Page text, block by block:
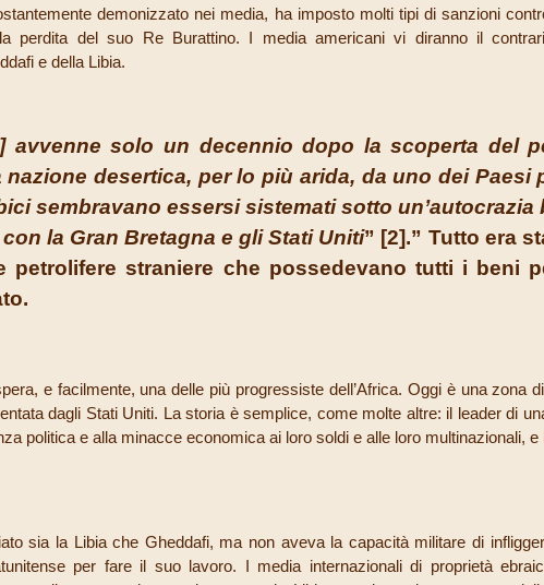
demonizzato nei media, ha imposto molti tipi di sanzioni
perdita del suo Re Burattino. I media americani vi diranno il
e della Libia.
avvenne solo un decennio dopo la scoperta del
desertica, per lo più arida, da uno dei Paesi
sembravano essersi sistemati sotto un’autocrazia
la Gran Bretagna e gli Stati Uniti” [2].” Tutto era
petrolifere straniere che possedevano tutti i beni
e facilmente, una delle più progressiste dell’Africa. Oggi è una zona
dagli Stati Uniti. La storia è semplice, come molte altre: il leader di
politica e alla minacce economica ai loro soldi e alle loro multinazionali, e
sia la Libia che Gheddafi, ma non aveva la capacità militare di
per fare il suo lavoro. I media internazionali di proprietà